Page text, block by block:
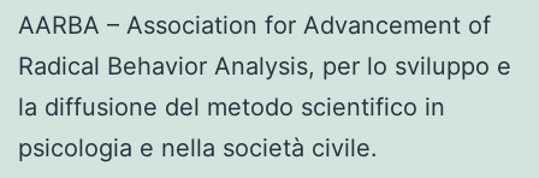
AARBA – Association for Advancement of
Radical Behavior Analysis, per lo sviluppo e
la diffusione del metodo scientifico in
psicologia e nella società civile.